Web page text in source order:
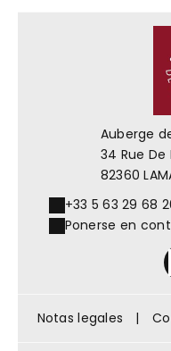
Auberge
34 Rue De
82360
+33 5 63 29 68
Ponerse en
Notas legales |